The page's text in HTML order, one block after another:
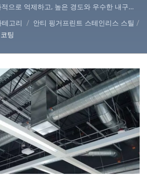
는 항균 및 항지문
금속 제품 | 금속 표
으로 억제하고, 높은 경도와 우수한 내구성
이합니다. / Lienchy Metal의 주요 제품은
스테인리스 강 및 강철 코일/시트, 레이저
테고리 / 안티 핑거프린트 스테인리스 스틸 /
팅